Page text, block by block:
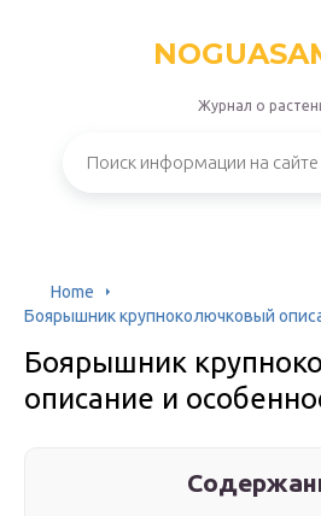
Журнал о
Home
Боярышник крупноколючковый
Боярышник
описание и